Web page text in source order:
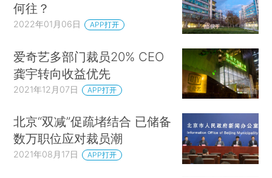
何往？
2022年01月06日 APP打开
爱奇艺多部门裁员20% CEO
龚宇转向收益优先
2021年12月07日 APP打开
北京“双减”促疏堵结合 已储备
数万职位应对裁员潮
2021年08月17日 APP打开